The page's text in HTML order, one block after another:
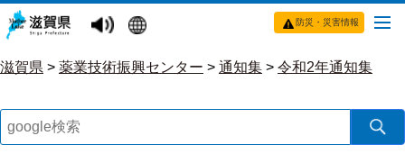
防災・災害情報
滋賀県 > 薬業技術振興センター > 通知集 > 令和2年通知集